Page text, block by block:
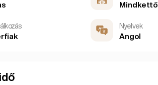
Mindkettő
Nyelvek
Angol